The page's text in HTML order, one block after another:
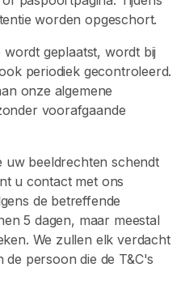
worden opgeschort.
geplaatst, wordt bij
periodiek gecontroleerd.
onze algemene
voorafgaande
uw beeldrechten schendt
u contact met ons
de betreffende
5 dagen, maar meestal
We zullen elk verdacht
persoon die de T&C's